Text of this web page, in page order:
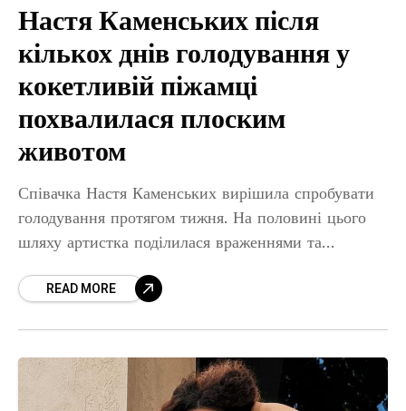
Настя Каменських після
кількох днів голодування у
кокетливій піжамці
похвалилася плоским
животом
Співачка Настя Каменських вирішила спробувати
голодування протягом тижня. На половині цього
шляху артистка поділилася враженнями та
виклала фото в піжамці і без макіяжу
READ MORE